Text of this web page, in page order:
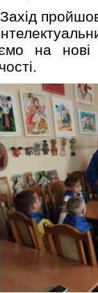
Захід
на нові